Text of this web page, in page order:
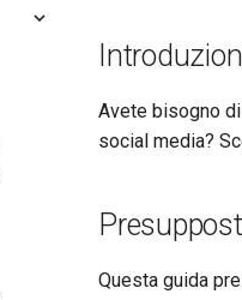
Avete bisogno
social media?
Questa guida